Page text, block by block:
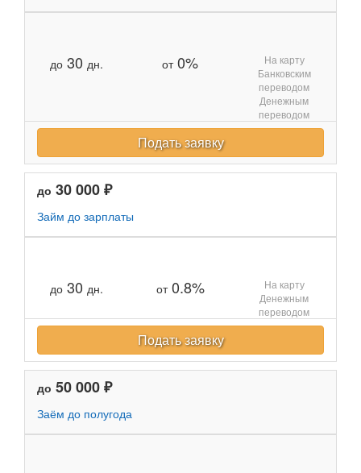
до 30 дн. от0%
На карту
Банковским
переводом
Денежным
переводом
Подать заявку
до 30 000 ₽
Займ до зарплаты
до 30 дн. от0.8%
На карту
Денежным
переводом
Подать заявку
до 50 000 ₽
Заём до полугода